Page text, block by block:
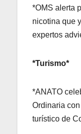
*OMS alerta
nicotina que
expertos
*Turismo*
*ANATO
Ordinaria
turístico de